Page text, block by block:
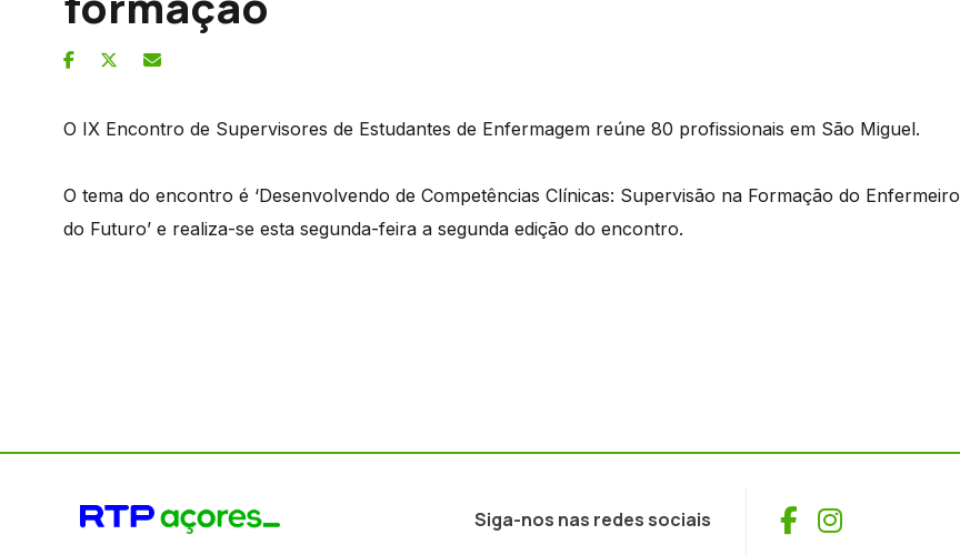
O IX Encontro de Supervisores de Estudantes de Enfermagem reúne 80 profissionais em São Miguel.
O tema do encontro é ‘Desenvolvendo de Competências Clínicas: Supervisão na Formação do Enfermeiro
do Futuro’ e realiza-se esta segunda-feira a segunda edição do encontro.
Siga-nos nas redes sociais Facebook
Instagram